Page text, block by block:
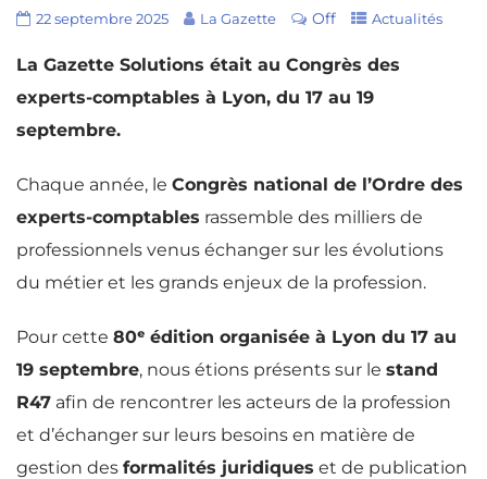
22 septembre 2025 La Gazette Off Actualités
La Gazette Solutions était au Congrès des
experts-comptables à Lyon, du 17 au 19
septembre.
Chaque année, le Congrès national de l’Ordre des
experts-comptables rassemble des milliers de
professionnels venus échanger sur les évolutions
du métier et les grands enjeux de la profession.
Pour cette 80ᵉ édition organisée à Lyon du 17 au
19 septembre, nous étions présents sur le stand
R47 afin de rencontrer les acteurs de la profession
et d’échanger sur leurs besoins en matière de
gestion des formalités juridiques et de publication